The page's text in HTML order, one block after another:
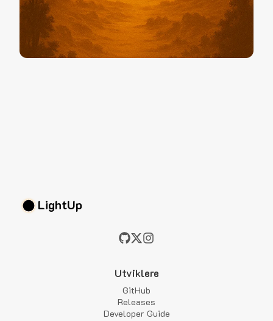
LightUp
Utviklere
GitHub
Releases
Developer Guide